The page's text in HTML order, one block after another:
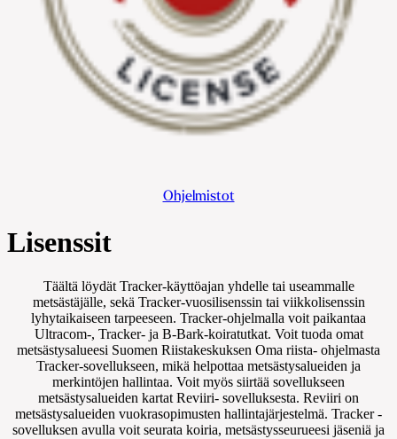
Ohjelmistot
Lisenssit
Täältä löydät Tracker-käyttöajan yhdelle tai useammalle
metsästäjälle, sekä Tracker-vuosilisenssin tai viikkolisenssin
lyhytaikaiseen tarpeeseen. Tracker-ohjelmalla voit paikantaa
Ultracom-, Tracker- ja B-Bark-koiratutkat. Voit tuoda omat
metsästysalueesi Suomen Riistakeskuksen Oma riista- ohjelmasta
Tracker-sovellukseen, mikä helpottaa metsästysalueiden ja
merkintöjen hallintaa. Voit myös siirtää sovellukseen
metsästysalueiden kartat Reviiri- sovelluksesta. Reviiri on
metsästysalueiden vuokrasopimusten hallintajärjestelmä. Tracker -
sovelluksen avulla voit seurata koiria, metsästysseurueesi jäseniä ja